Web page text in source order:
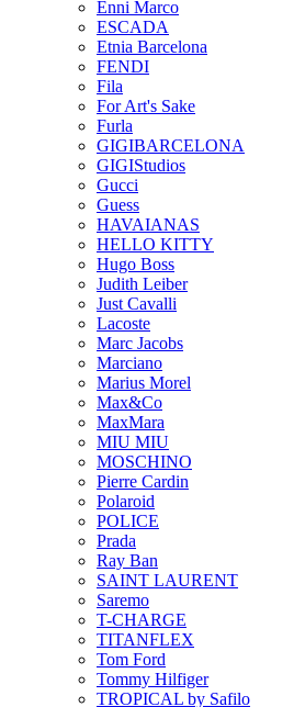
Enni Marco
ESCADA
Etnia Barcelona
FENDI
Fila
For Art's Sake
Furla
GIGIBARCELONA
GIGIStudios
Gucci
Guess
HAVAIANAS
HELLO KITTY
Hugo Boss
Judith Leiber
Just Cavalli
Lacoste
Marc Jacobs
Marciano
Marius Morel
Max&Co
MaxMara
MIU MIU
MOSCHINO
Pierre Cardin
Polaroid
POLICE
Prada
Ray Ban
SAINT LAURENT
Saremo
T-CHARGE
TITANFLEX
Tom Ford
Tommy Hilfiger
TROPICAL by Safilo